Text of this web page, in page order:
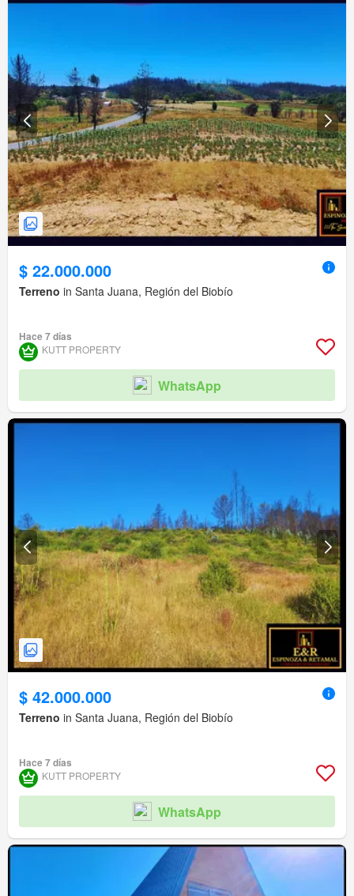
$ 22.000.000
Terreno in Santa Juana, Región del Biobío
Hace 7 días
KUTT PROPERTY
WhatsApp
$ 42.000.000
Terreno in Santa Juana, Región del Biobío
Hace 7 días
KUTT PROPERTY
WhatsApp